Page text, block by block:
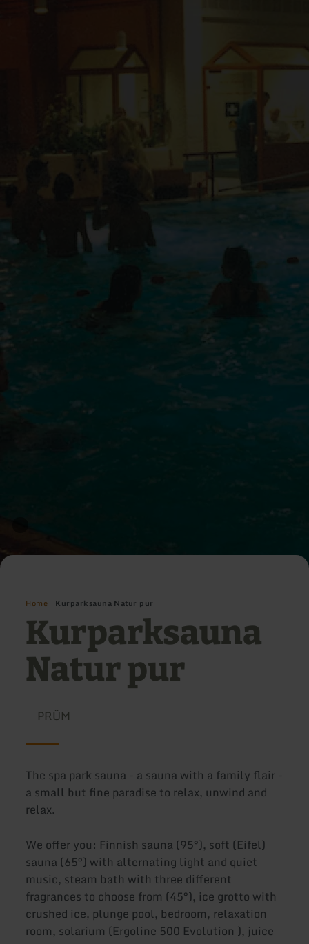
Home Kurparksauna Natur pur
Kurparksauna
Natur pur
PRÜM
The spa park sauna - a sauna with a family flair -
a small but fine paradise to relax, unwind and
relax.
We offer you: Finnish sauna (95°), soft (Eifel)
sauna (65°) with alternating light and quiet
music, steam bath with three different
fragrances to choose from (45°), ice grotto with
crushed ice, plunge pool, bedroom, relaxation
room, solarium (Ergoline 500 Evolution ), juice